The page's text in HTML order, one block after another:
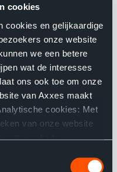
cookies
cookies en gelijkaardige
onze website
we een betere
wat de interesses
ons ook toe om onze
van Axxes maakt
cookies: Met
van onze website
onze website
de website
heeft baat bij
maakt het in een
op korte termijn inzicht
te maken op
key.